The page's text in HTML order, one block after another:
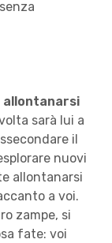
allontanarsi
sarà lui a
il
nuovi
allontanarsi
a voi.
zampe, si
fate: voi